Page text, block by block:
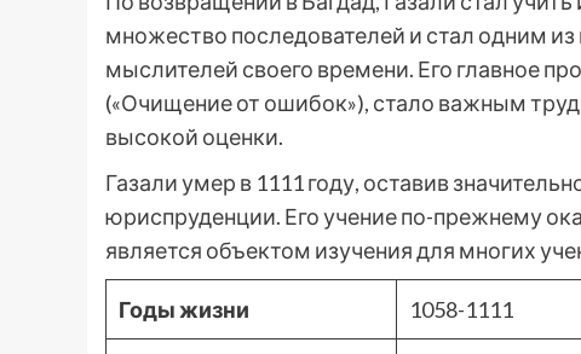
множество последователей и стал одним
мыслителей своего времени. Его главное
(«Очищение от ошибок»), стало важным
высокой оценки.
Газали умер в 1111 году, оставив
юриспруденции. Его учение по-прежнему
является объектом изучения для многих
Годы жизни 1058-1111